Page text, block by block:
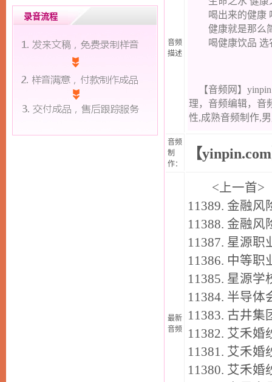
录音流程
音频
描述
音频
制
作：
【
最新
音频
< 上一首>
11389. 金融风
11388. 金融风
11387. 星源职
11386. 中等职
11385. 星源学
11384. 半导体
11383. 古井集
11382. 艾禾婚
11381. 艾禾婚
11380. 艾禾婚